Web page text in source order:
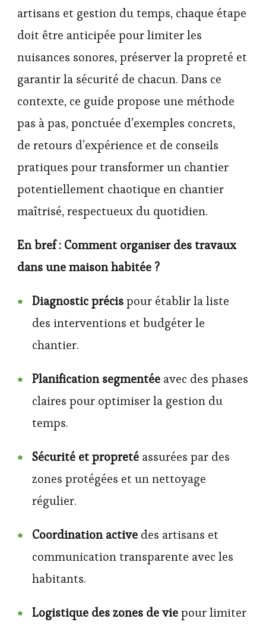
artisans et gestion du temps, chaque étape
doit être anticipée pour limiter les
nuisances sonores, préserver la propreté et
garantir la sécurité de chacun. Dans ce
contexte, ce guide propose une méthode
pas à pas, ponctuée d’exemples concrets,
de retours d’expérience et de conseils
pratiques pour transformer un chantier
potentiellement chaotique en chantier
maîtrisé, respectueux du quotidien.
En bref : Comment organiser des travaux
dans une maison habitée ?
Diagnostic précispour établir la liste
des interventions et budgéter le
chantier.
Planification segmentée avec des phases
claires pour optimiser la gestion du
temps.
Sécurité et propreté assurées par des
zones protégées et un nettoyage
régulier.
Coordination active des artisans et
communication transparente avec les
habitants.
Logistique des zones de viepour limiter